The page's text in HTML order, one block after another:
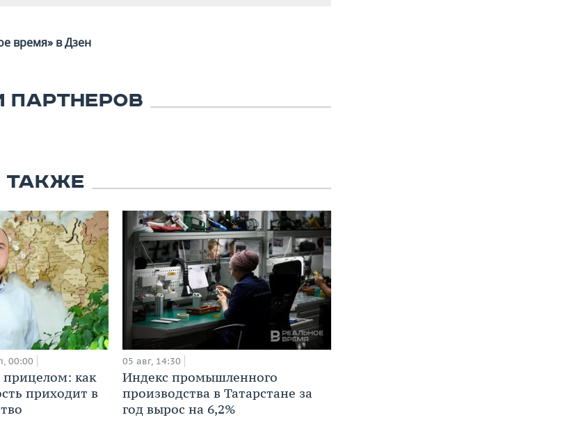
время» в Дзен
ПАРТНЕРОВ
ТАКЖЕ
00:00
прицелом: как
приходит в
05 авг, 14:30
Индекс промышленного
производства в Татарстане за
год вырос на 6,2%